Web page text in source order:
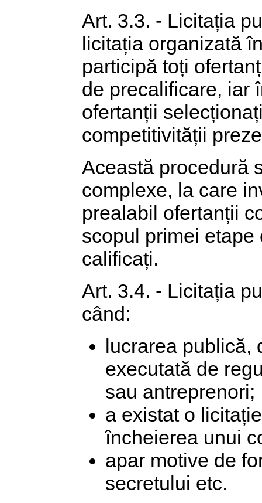
Art. 3.3. - Licitația
licitația organizată
participă toți
de precalificare, iar
ofertanții
competitivității
Această procedură
complexe, la care
prealabil ofertanții
scopul primei
calificați.
Art. 3.4. - Licitația
când:
lucrarea publică,
executată de
sau antreprenori;
a existat o
încheierea unui
apar motive de
secretului etc.